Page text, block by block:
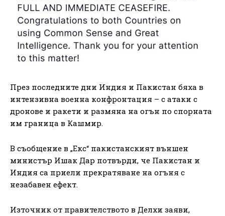
През последните дни Индия и Пакистан бяха в
интензивна военна конфронтация – с атаки с
дронове и ракети и размяна на огън по спорната
им граница в Кашмир.
В съобщение в „Екс“ пакистанският външен
министър Ишак Дар потвърди, че Пакистан и
Индия са приели прекратяване на огъня с
незабавен ефект.
Източник от правителството в Делхи заяви,